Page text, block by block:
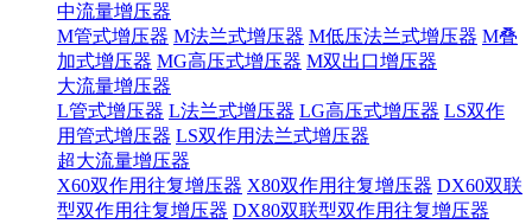
中流量增压器
M管式增压器 M法兰式增压器 M低压法兰式增压器 M叠
加式增压器 MG高压式增压器 M双出口增压器
大流量增压器
L管式增压器 L法兰式增压器 LG高压式增压器 LS双作
用管式增压器 LS双作用法兰式增压器
超大流量增压器
X60双作用往复增压器 X80双作用往复增压器 DX60双联
型双作用往复增压器 DX80双联型双作用往复增压器